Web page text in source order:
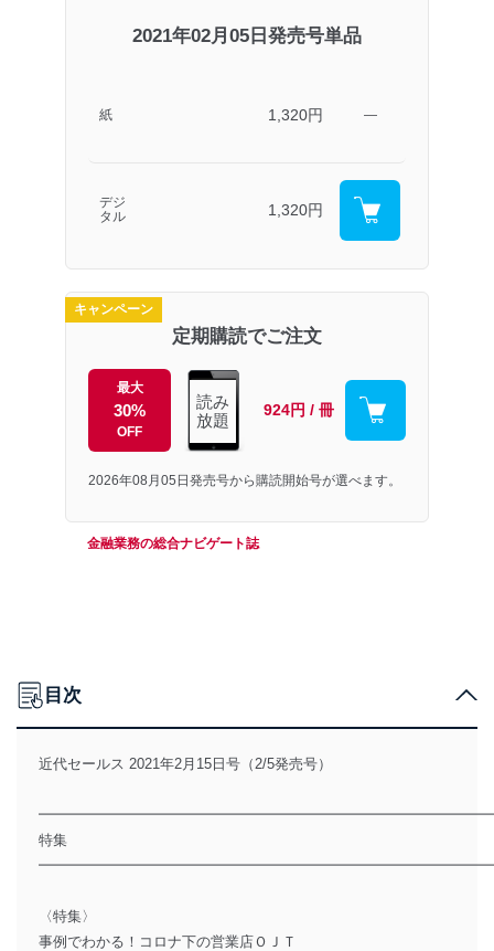
2021年02月05日発売号単品
紙 1,320円 ―
デジ
タル
1,320円
キャンペーン
定期購読でご注文
最大
30%
OFF
読み
放題
924円 / 冊
2026年08月05日発売号から購読開始号が選べます。
金融業務の総合ナビゲート誌
目次
近代セールス 2021年2月15日号（2/5発売号）
特集
〈特集〉
事例でわかる！コロナ下の営業店ＯＪＴ